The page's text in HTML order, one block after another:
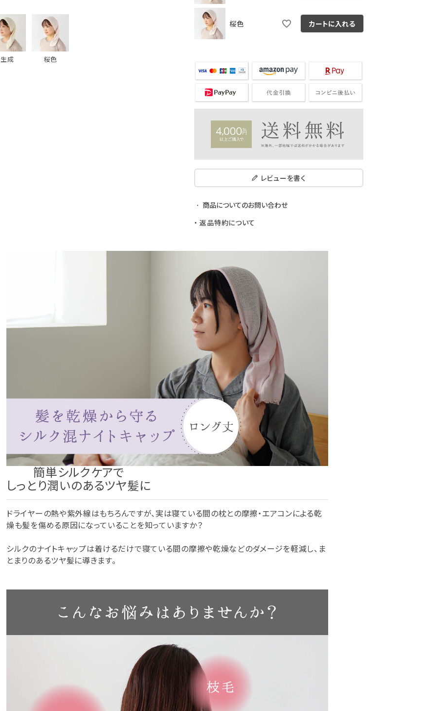
生成 桜色
桜色 カートに入れる
レビューを書く
商品についてのお問い合わせ
返品特約について
簡単シルクケアで
しっとり潤いのあるツヤ髪に
ドライヤーの熱や紫外線はもちろんですが、実は寝ている間の枕との摩擦・エアコンによる乾
燥も髪を傷める原因になっていることを知っていますか？
シルクのナイトキャップは着けるだけで寝ている間の摩擦や乾燥などのダメージを軽減し、ま
とまりのあるツヤ髪に導きます。